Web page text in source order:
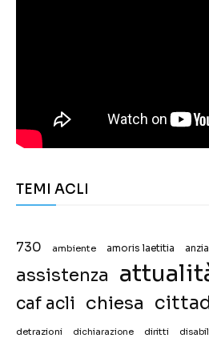
TEMI ACLI
730 ambiente amoris laetitia
assistenza
caf acli chiesa
detrazioni dichiarazione diritti